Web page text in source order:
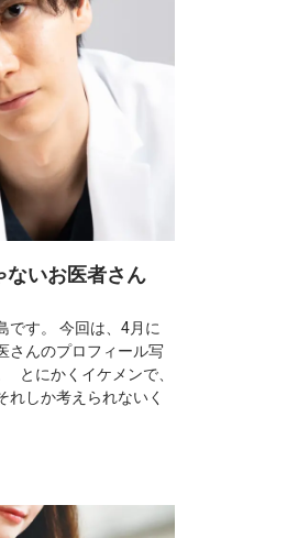
ないお医者さん
です。 今回は、4月に
さんのプロフィール写
とにかくイケメンで、
れしか考えられないく